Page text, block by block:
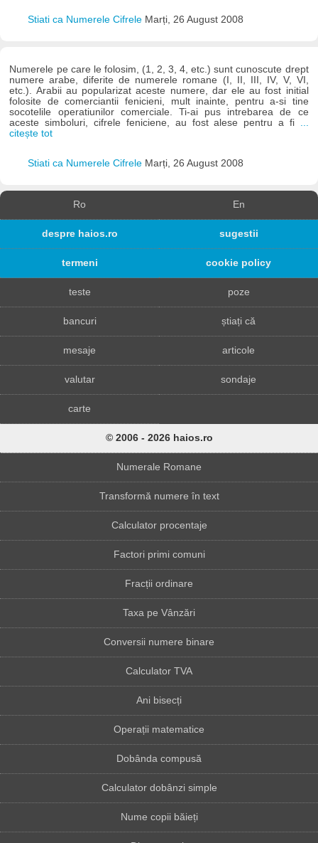
Stiati ca Numerele Cifrele Marți, 26 August 2008
Numerele pe care le folosim, (1, 2, 3, 4, etc.) sunt cunoscute drept
numere arabe, diferite de numerele romane (I, II, III, IV, V, VI,
etc.). Arabii au popularizat aceste numere, dar ele au fost initial
folosite de comerciantii fenicieni, mult inainte, pentru a-si tine
socotelile operatiunilor comerciale. Ti-ai pus intrebarea de ce
aceste simboluri, cifrele feniciene, au fost alese pentru a fi
citește tot
Stiati ca Numerele Cifrele Marți, 26 August 2008
Ro En
despre haios.ro sugestii
termeni cookie policy
teste poze
bancuri știați că
mesaje articole
valutar sondaje
carte
© 2006 - 2026 haios.ro
Numerale Romane
Transformă numere în text
Calculator procentaje
Factori primi comuni
Fracții ordinare
Taxa pe Vânzări
Conversii numere binare
Calculator TVA
Ani bisecți
Operații matematice
Dobânda compusă
Calculator dobânzi simple
Nume copii băieți